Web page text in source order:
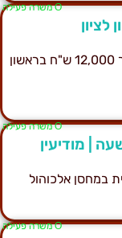
Ο משרה פעילה
עבודת חלוקה בוקר עם רישיון מעל 15 טון, שכר 12,000 ש"ח בראשון
Ο משרה פעילה
במחסן אלכוהול
Ο משרה פעילה